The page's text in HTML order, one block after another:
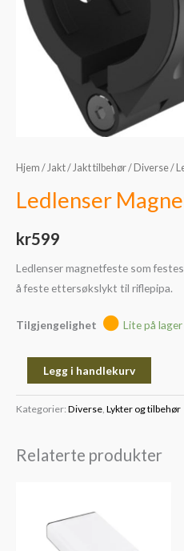
Hjem /Jakt/Jakt tilbehør/ Diverse/
Ledlenser
kr599
Ledlenser magnetfeste som
å feste ettersøkslykt til riflepipa.
Tilgjengelighet Lite på lager
Legg i handlekurv
Kategorier: Diverse Lykter og tilbehør
Relaterte produkter